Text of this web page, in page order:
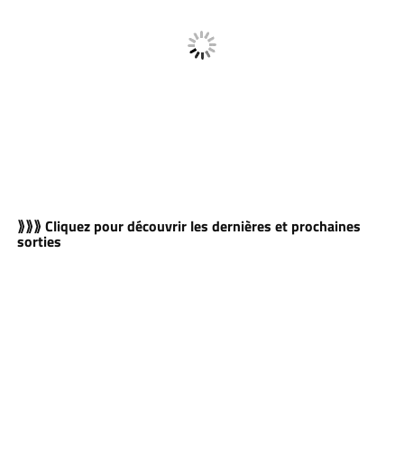
⟫⟫⟫ Cliquez pour découvrir les dernières et prochaines
sorties